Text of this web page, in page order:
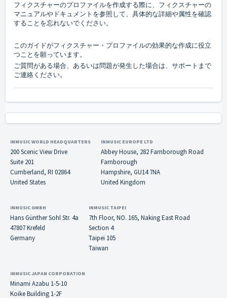
フィクスチャーのプロファイルを作成する際に、フィクスチャーの
マニュアルやドキュメントを参照して、具体的な詳細や属性を確認
することを忘れないでください。
このガイドがフィクスチャー・プロファイルの効果的な作成に役立
つことを願っています。
ご質問がある場合、あるいは問題が発生した場合は、サポートまで
ご連絡ください。
INMUSIC WORLD HEADQUARTERS
200 Scenic View Drive
Suite 201
Cumberland, RI 02864
United States
INMUSIC EUROPE LTD
Abbey House, 282 Farnborough Road
Farnborough
Hampshire, GU14 7NA
United Kingdom
INMUSIC GMBH
Hans Günther Sohl Str. 4a
47807 Krefeld
Germany
INMUSIC TAIPEI
7th Floor, NO. 165, Naking East Road
Section 4
Taipei 105
Taiwan
INMUSIC JAPAN CORPORATION
Minami Azabu 1-5-10
Koike Building 1-2F